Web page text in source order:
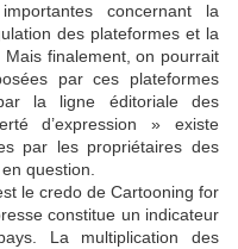
concernant la
des plateformes et la
Mais finalement, on pourrait
par ces plateformes
la ligne éditoriale des
d’expression » existe
par les propriétaires des
question.
le credo de Cartooning for
constitue un indicateur
La multiplication des